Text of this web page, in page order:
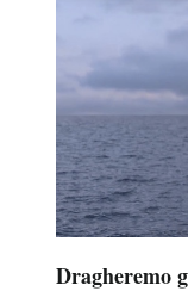
Dragheremo